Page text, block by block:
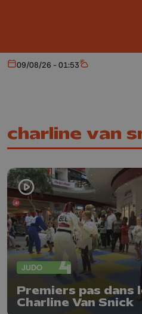
Aujourd'hui
09/08/26 - 01:53 Météo
charline van
JUDO
Premiers pas dans
Charline Van Snick